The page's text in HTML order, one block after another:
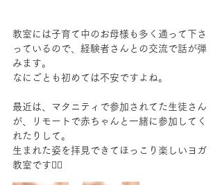
教室には子育て中のお母様も多く通って下さ
っているので、経験者さんとの交流で話が弾
みます。
なにごとも初めては不安ですよね。
最近は、マタニティで参加されてた生徒さん
が、リモートで赤ちゃんと一緒に参加してく
れたりして。
生まれた姿を拝見できてほっこり楽しいヨガ
教室です🧘‍♀️